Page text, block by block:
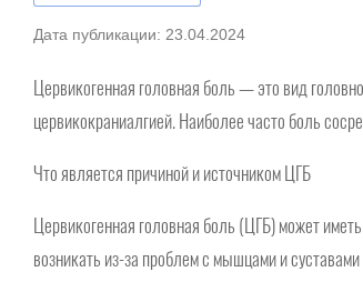
Дата публикации: 23.04.2024
Цервикогенная головная боль — это вид
цервикокраниалгией. Наиболее часто боль
Что является причиной и источником ЦГБ
Цервикогенная головная боль (ЦГБ) может
возникать из-за проблем с мышцами и